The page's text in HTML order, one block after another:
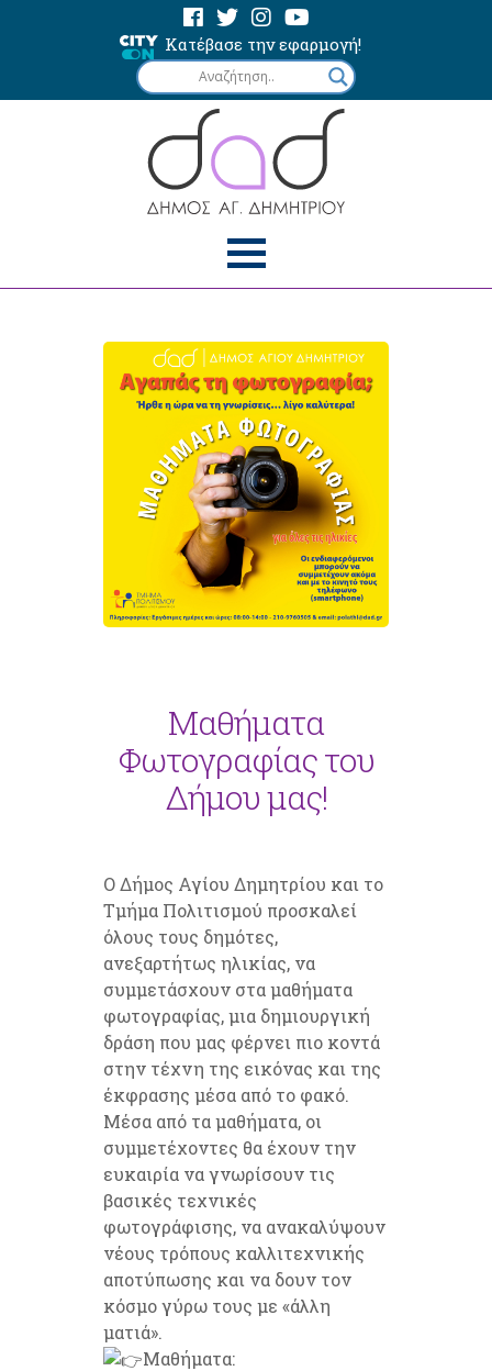
Κατέβασε την εφαρμογή!
Μαθήματα
Φωτογραφίας του
Δήμου μας!
Ο Δήμος Αγίου Δημητρίου και το
Τμήμα Πολιτισμού προσκαλεί
όλους τους δημότες,
ανεξαρτήτως ηλικίας, να
συμμετάσχουν στα μαθήματα
φωτογραφίας, μια δημιουργική
δράση που μας φέρνει πιο κοντά
στην τέχνη της εικόνας και της
έκφρασης μέσα από το φακό.
Μέσα από τα μαθήματα, οι
συμμετέχοντες θα έχουν την
ευκαιρία να γνωρίσουν τις
βασικές τεχνικές
φωτογράφισης, να ανακαλύψουν
νέους τρόπους καλλιτεχνικής
αποτύπωσης και να δουν τον
κόσμο γύρω τους με «άλλη
ματιά».
Μαθήματα: